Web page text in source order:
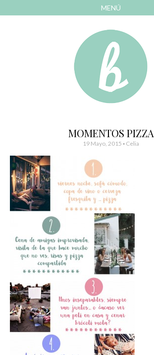
MENÚ
Bonitismos
MOMENTOS PIZZA
19 Mayo, 2015 - Celia